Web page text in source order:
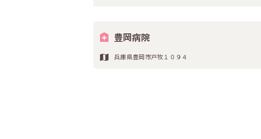
豊岡病院
兵庫県豊岡市戸牧１０９４